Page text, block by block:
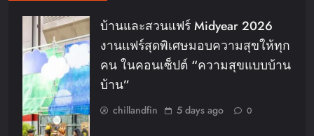
บ้านและสวนแฟร์ Midyear 2026
งานแฟร์สุดพิเศษมอบความสุขให้ทุก
คน ในคอนเซ็ปต์ “ความสุขแบบบ้าน
บ้าน”
chillandfin 5 days ago 0